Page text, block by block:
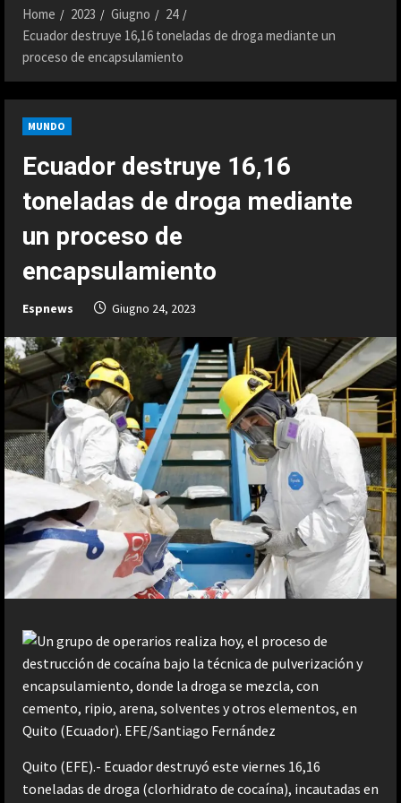
Home 2023 Giugno
24
Ecuador destruye 16,16 toneladas de droga mediante un
proceso de encapsulamiento
MUNDO
Ecuador destruye 16,16
toneladas de droga mediante
un proceso de
encapsulamiento
Espnews Giugno 24, 2023
Quito (EFE).- Ecuador destruyó este viernes 16,16
toneladas de droga (clorhidrato de cocaína), incautadas en